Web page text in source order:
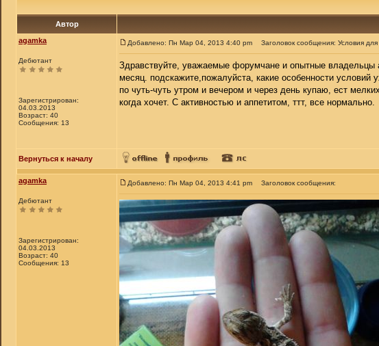
Автор
agamka
Дебютант
Зарегистрирован:
04.03.2013
Возраст: 40
Сообщения: 13
Добавлено: Пн Мар 04, 2013 4:40 pm Заголовок сообщения: Условия
Здравствуйте, уважаемые форумчане и опытные владельцы
месяц. подскажите,пожалуйста, какие особенности
по чуть-чуть утром и вечером и через день купаю, ест
когда хочет. С активностью и аппетитом, ттт, все нормально.
Вернуться к началу
agamka
Дебютант
Зарегистрирован:
04.03.2013
Возраст: 40
Сообщения: 13
Добавлено: Пн Мар 04, 2013 4:41 pm Заголовок сообщения: